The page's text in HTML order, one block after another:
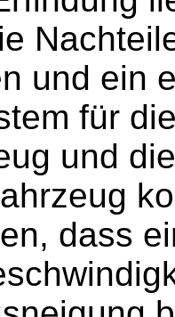
und ein
für
und
dass